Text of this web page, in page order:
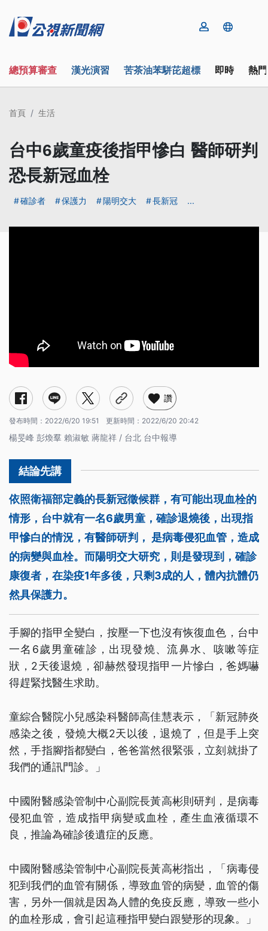
總預算審查 漢光演習 苦茶油苯駢芘超標 即時 熱
首頁 生活
台中6歲童疫後指甲慘白 醫師研判
恐長新冠血栓
確診者 保護力 陽明交大 長新冠 ...
讚
發布時間： 2022/6/20 19:51 更新時間： 2022/6/20 20:42
楊旻峰 彭煥羣 賴淑敏 蔣龍祥 / 台北 台中報導
依照衛福部定義的長新冠徵候群，有可能出現血栓的
情形，台中就有一名6歲男童，確診退燒後，出現指
甲慘白的情況，有醫師研判， 是病毒侵犯血管，造成
的病變與血栓。而陽明交大研究，則是發現到，確診
康復者，在染疫1年多後，只剩3成的人，體內抗體仍
然具保護力。
手腳的指甲全變白，按壓一下也沒有恢復血色，台中
一名6歲男童確診，出現發燒、流鼻水、咳嗽等症
狀，2天後退燒，卻赫然發現指甲一片慘白，爸媽嚇
得趕緊找醫生求助。
童綜合醫院小兒感染科醫師高佳慧表示，「新冠肺炎
感染之後，發燒大概2天以後，退燒了，但是手上突
然，手指腳指都變白，爸爸當然很緊張，立刻就掛了
我們的通訊門診。」
中國附醫感染管制中心副院長黃高彬則研判，是病毒
侵犯血管，造成指甲病變或血栓，產生血液循環不
良，推論為確診後遺症的反應。
中國附醫感染管制中心副院長黃高彬指出，「病毒侵
犯到我們的血管有關係，導致血管的病變，血管的傷
害，另外一個就是因為人體的免疫反應，導致一些小
的血栓形成，會引起這種指甲變白跟變形的現象。」